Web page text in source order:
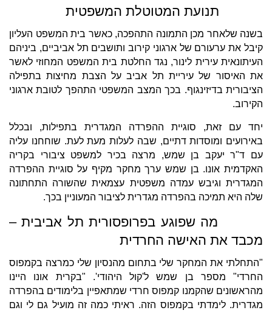
תנועת המטוטלת המשפטית
בשנה שלאחר מכן התמונה התהפכה, כאשר בית המשפט העליון
קיבל את ערעורם של ארגוני קירוב ותושבים תל אביביים, ביניהם
העיתונאית עירית לינור, נגד החלטת בית המשפט המחוזי לאשר
את האיסור של עיריית תל אביב על הצבת מחיצות בתפילה
הציבורית בדיזינגוף. בכך המצב המשפטי התהפך לטובת ארגוני
הקירוב.
יחד עם זאת, סוגיית ההפרדה המגדרית בתפילות, ובכלל
באירועים ומוסדות דתיים, שבה לעלות מעת לעת. שוחחנו עליה
עם ד"ר יעקב בן שמש, מרצה בכיר למשפט ציבורי בקריה
האקדמית אונו. בן שמש ערך מחקר מקיף על סוגיית ההפרדה
המגדרית וגיבש עמדה משפטית עצמאית שהשורה התחתונה
שלה היא תמיכה בהפרדה מגדרית לציבור המעוניין בכך.
מה שפוגע בפרופסורית תל אביבית –
מכבד את האישה החרדית
"התחלתי את המחקר שלי בתחום מהנסיון שלי כמרצה בקמפוס
החרדי" מספר בן שמש ל'קול היהודי'. "בקרית אונו היינו
מהראשונים שהקמנו קמפוס חרדי שמתאפיין בלימודים בהפרדה
מגדרית. לימדתי בקמפוס הזה. ראיתי כמה זה מועיל גם לי וגם